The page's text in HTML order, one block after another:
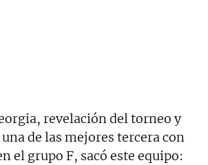
revelación del torneo y
de las mejores tercera con
el grupo F, sacó este equipo: